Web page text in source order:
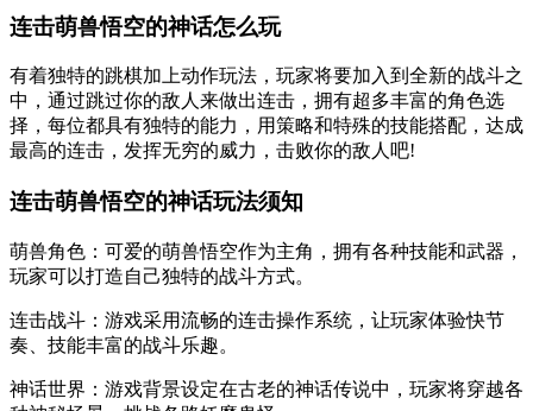
连击萌兽悟空的神话怎么玩
有着独特的跳棋加上动作玩法，玩家将要加入到全新的战斗之
中，通过跳过你的敌人来做出连击，拥有超多丰富的角色选
择，每位都具有独特的能力，用策略和特殊的技能搭配，达成
最高的连击，发挥无穷的威力，击败你的敌人吧!
连击萌兽悟空的神话玩法须知
萌兽角色：可爱的萌兽悟空作为主角，拥有各种技能和武器，
玩家可以打造自己独特的战斗方式。
连击战斗：游戏采用流畅的连击操作系统，让玩家体验快节
奏、技能丰富的战斗乐趣。
神话世界：游戏背景设定在古老的神话传说中，玩家将穿越各